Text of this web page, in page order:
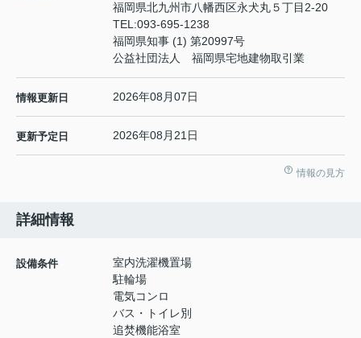
福岡県北九州市八幡西区永犬丸５丁目2-20
TEL:093-695-1238
福岡県知事 (1) 第20997号
公益社団法人 福岡県宅地建物取引業
情報更新日 2026年08月07日
更新予定日 2026年08月21日
情報の見方
詳細情報
設備条件
室内洗濯機置場
駐輪場
電気コンロ
バス・トイレ別
追焚機能浴室